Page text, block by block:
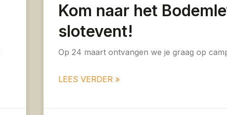
Kom naar het
slotevent!
Op 24 maart ontvangen we je graag op
LEES VERDER »